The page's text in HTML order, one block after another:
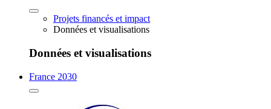
Projets financés et impact
Données et visualisations
Données et visualisations
France 2030